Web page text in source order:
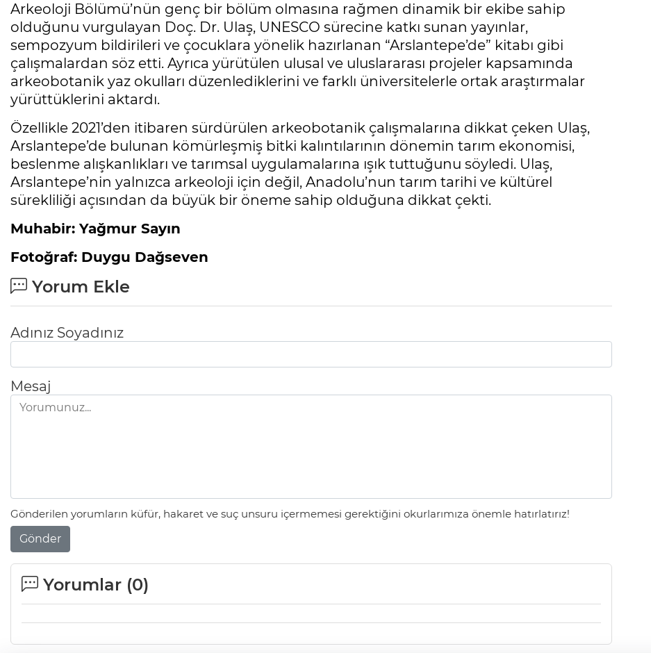
Arkeoloji Bölümü’nün genç bir bölüm olmasına rağmen dinamik bir ekibe sahip
olduğunu vurgulayan Doç. Dr. Ulaş, UNESCO sürecine katkı sunan yayınlar,
sempozyum bildirileri ve çocuklara yönelik hazırlanan “Arslantepe’de” kitabı gibi
çalışmalardan söz etti. Ayrıca yürütülen ulusal ve uluslararası projeler kapsamında
arkeobotanik yaz okulları düzenlediklerini ve farklı üniversitelerle ortak araştırmalar
yürüttüklerini aktardı.
Özellikle 2021’den itibaren sürdürülen arkeobotanik çalışmalarına dikkat çeken Ulaş,
Arslantepe’de bulunan kömürleşmiş bitki kalıntılarının dönemin tarım ekonomisi,
beslenme alışkanlıkları ve tarımsal uygulamalarına ışık tuttuğunu söyledi. Ulaş,
Arslantepe’nin yalnızca arkeoloji için değil, Anadolu’nun tarım tarihi ve kültürel
sürekliliği açısından da büyük bir öneme sahip olduğuna dikkat çekti.
Muhabir: Yağmur Sayın
Fotoğraf: Duygu Dağseven
Yorum Ekle
Adınız Soyadınız
Mesaj
Gönderilen yorumların küfür, hakaret ve suç unsuru içermemesi gerektiğini okurlarımıza önemle hatırlatırız!
Gönder
Yorumlar (0)